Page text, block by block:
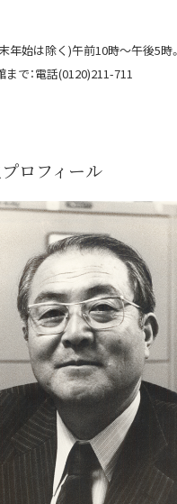
始は除く)午前10時〜午後5時
で：電話(0120)211-711
ロフィール